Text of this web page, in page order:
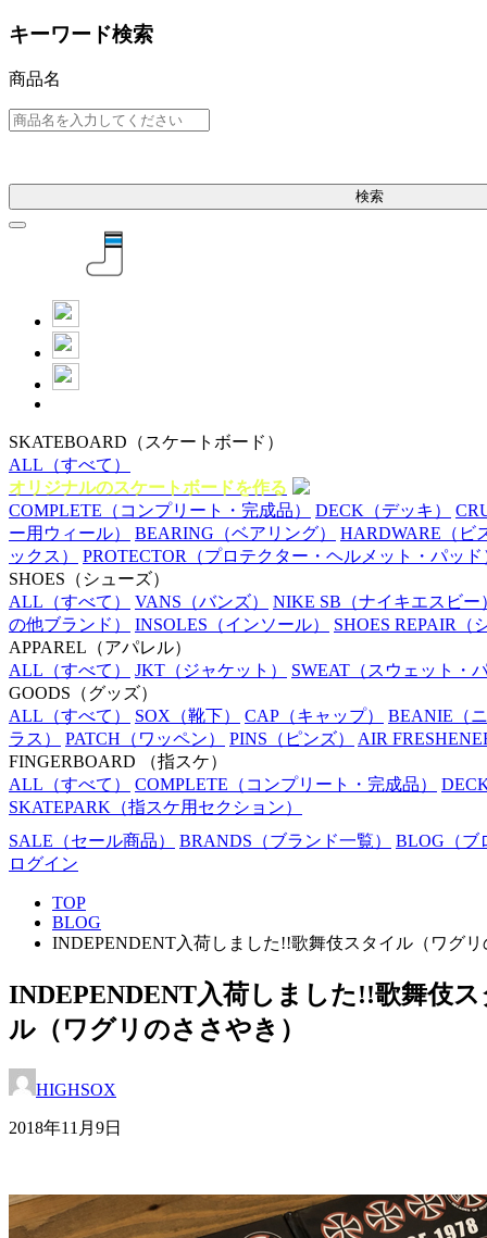
キーワード検索
商品名
検索
SKATEBOARD （スケートボード）
ALL （すべて）
オリジナルのスケートボードを作る
COMPLETE （コンプリート・完成品） DECK （デッキ）
ー用ウィール）
BEARING （ベアリング） HARDWARE （ビ
ックス）
PROTECTOR （プロテクター・ヘルメット・パッド
SHOES （シューズ）
ALL （すべて） VANS （バンズ） NIKE SB （ナイキエスビー
の他ブランド）
INSOLES （インソール） SHOES REPAIR （
APPAREL （アパレル）
ALL （すべて） JKT （ジャケット） SWEAT （スウェット・
GOODS （グッズ）
ALL （すべて） SOX （靴下） CAP （キャップ） BEANIE （
ラス）
PATCH （ワッペン） PINS （ピンズ）
AIR
FINGERBOARD
（指スケ）
ALL （すべて） COMPLETE （コンプリート・完成品）
SKATEPARK （指スケ用セクション）
SALE （セール商品） BRANDS （ブランド一覧） BLOG （
ログイン
TOP
BLOG
INDEPENDENT入荷しました!!歌舞伎スタイル（ワグ
INDEPENDENT入荷しました!!歌舞伎
ル（ワグリのささやき）
HIGHSOX
2018年11月9日